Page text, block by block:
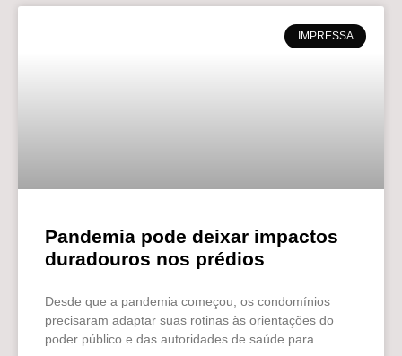
IMPRESSA
Pandemia pode deixar impactos
duradouros nos prédios
Desde que a pandemia começou, os condomínios
precisaram adaptar suas rotinas às orientações do
poder público e das autoridades de saúde para